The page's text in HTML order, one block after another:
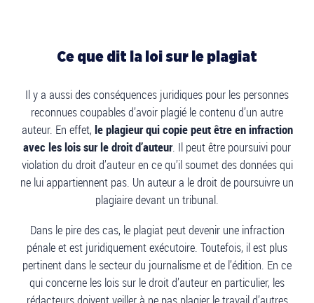
Ce que dit la loi sur le plagiat
Il y a aussi des conséquences juridiques pour les personnes
reconnues coupables d’avoir plagié le contenu d’un autre
auteur. En effet, le plagieur qui copie peut être en infraction
avec les lois sur le droit d’auteur. Il peut être poursuivi pour
violation du droit d’auteur en ce qu’il soumet des données qui
ne lui appartiennent pas. Un auteur a le droit de poursuivre un
plagiaire devant un tribunal.
Dans le pire des cas, le plagiat peut devenir une infraction
pénale et est juridiquement exécutoire. Toutefois, il est plus
pertinent dans le secteur du journalisme et de l’édition. En ce
qui concerne les lois sur le droit d’auteur en particulier, les
rédacteurs doivent veiller à ne pas plagier le travail d’autres